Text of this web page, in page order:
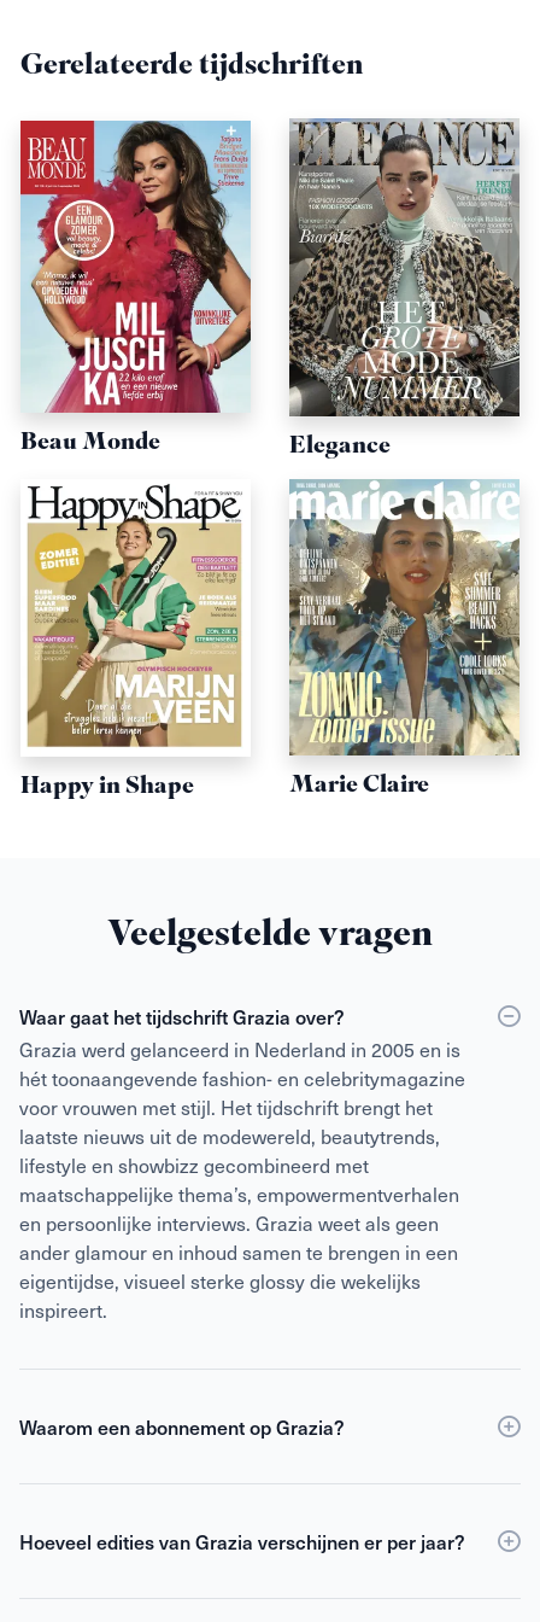
Gerelateerde tijdschriften
Beau Monde Elegance
Happy in Shape Marie Claire
Veelgestelde vragen
Waar gaat het tijdschrift Grazia over?
Grazia werd gelanceerd in Nederland in 2005 en is
hét toonaangevende fashion- en celebritymagazine
voor vrouwen met stijl. Het tijdschrift brengt het
laatste nieuws uit de modewereld, beautytrends,
lifestyle en showbizz gecombineerd met
maatschappelijke thema’s, empowermentverhalen
en persoonlijke interviews. Grazia weet als geen
ander glamour en inhoud samen te brengen in een
eigentijdse, visueel sterke glossy die wekelijks
inspireert.
Waarom een abonnement op Grazia?
Een abonnement op Grazia is voordeliger danlosse
ontvangt elke editie thuis en bent altijd op de hoogte
verhalen uit binnen- en buitenland.
Hoeveel edities van Grazia verschijnen er per jaar?
Grazia verschijnt 8 keer per jaar.